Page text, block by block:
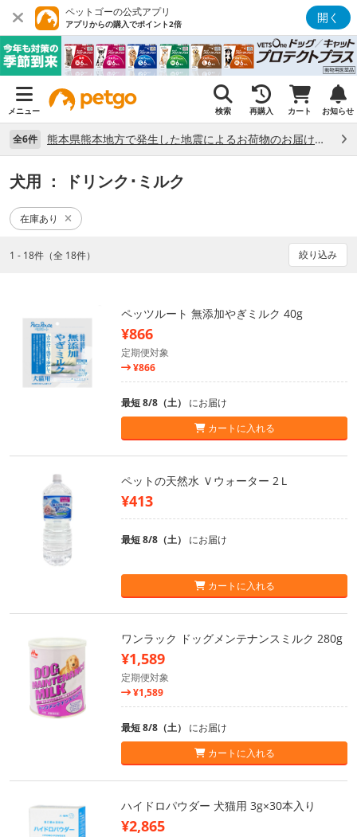
ペットゴーの公式アプリ
アプリからの購入でポイント2倍 開く
メニュー 検索 再購入 カート お知らせ
全6件 熊本県熊本地方で発生した地震によるお荷物のお届け状況について （7/28）
犬用 ： ドリンク･ミルク
在庫あり
1 - 18件（全 18件） 絞り込み
ペッツルート 無添加やぎミルク 40g
¥866
定期便対象
¥866
最短 8/8（土） にお届け
カートに入れる
ペットの天然水 Ｖウォーター 2Ｌ
¥413
最短 8/8（土） にお届け
カートに入れる
ワンラック ドッグメンテナンスミルク 280g
¥1,589
定期便対象
¥1,589
最短 8/8（土） にお届け
カートに入れる
ハイドロパウダー 犬猫用 3g×30本入り
¥2,865